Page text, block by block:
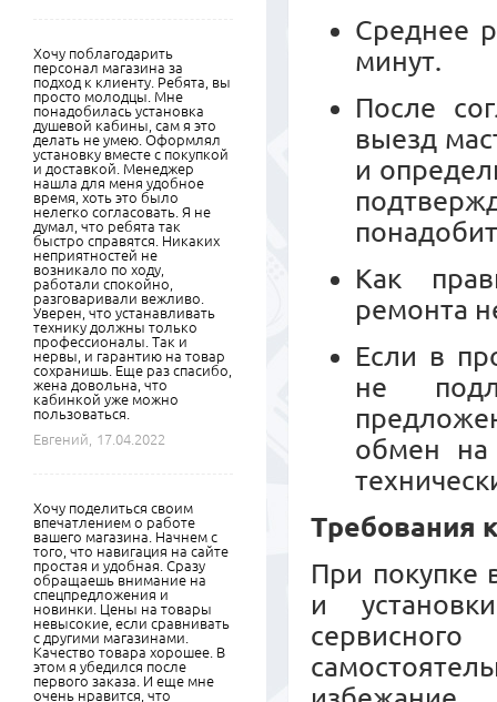
Среднее
минут.
После
выезд
и
Как
ремонта
Если в
не
обмен
Требования
При покупке
и
Хочу поблагодарить
персонал магазина за
подход к клиенту. Ребята, вы
просто молодцы. Мне
понадобилась установка
душевой кабины, сам я это
делать не умею. Оформлял
установку вместе с покупкой
и доставкой. Менеджер
нашла для меня удобное
время, хоть это было
нелегко согласовать. Я не
думал, что ребята так
быстро справятся. Никаких
неприятностей не
возникало по ходу,
работали спокойно,
разговаривали вежливо.
Уверен, что устанавливать
технику должны только
профессионалы. Так и
нервы, и гарантию на товар
сохранишь. Еще раз спасибо,
жена довольна, что
кабинкой уже можно
пользоваться.
Евгений,
17.04.2022
Хочу поделиться своим
впечатлением о работе
вашего магазина. Начнем с
того, что навигация на сайте
простая и удобная. Сразу
обращаешь внимание на
спецпредложения и
новинки. Цены на товары
невысокие, если сравнивать
с другими магазинами.
Качество товара хорошее. В
этом я убедился после
первого заказа. И еще мне
очень нравится, что